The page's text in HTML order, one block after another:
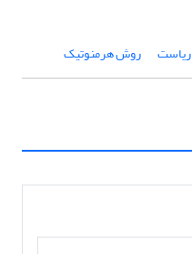
ریاست روش هرمنوتیک